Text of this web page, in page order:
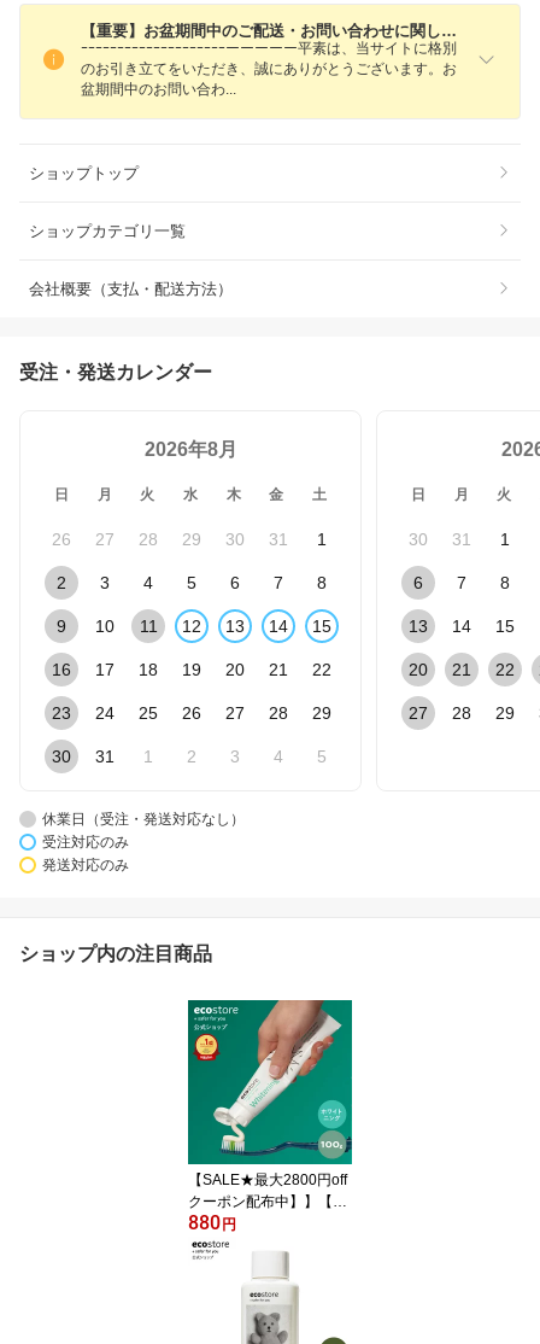
【重要】お盆期間中のご配送・お問い合わせに関しまして
ｰｰｰｰｰｰｰｰｰｰｰｰｰｰｰｰｰｰｰｰーーーーー平素は、当サイトに格別
のお引き立てをいただき、誠にありがとうございます。お
盆期間中のお問い合わ
ショップトップ
ショップカテゴリ一覧
会社概要（支払・配送方法）
受注・発送カレンダー
2026年8月
日 月 火 水 木 金 土
26 27 28 29 30 31 1
2 3 4 5 6 7 8
9 10 11 12 13 14 15
16 17 18 19 20 21 22
23 24 25 26 27 28 29
30 31 1 2 3 4 5
日 月 火
30 31 1
6 7 8
13 14 15
20 21 22
27 28 29
休業日（受注・発送対応なし）
受注対応のみ
発送対応のみ
ショップ内の注目商品
【SALE★最大2800円off
クーポン配布中】】【エ
コストア公式】【楽天ラ
ンキング1位】エコスト
ワイトニング＞(100g) /
歯磨き粉 ホワイトニング
歯みがき粉 黄ばみ 白い
880 円